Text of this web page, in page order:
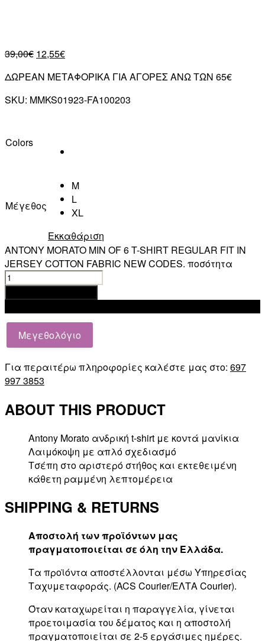
39,00€ 12,55€
ΔΩΡΕΑΝ ΜΕΤΑΦΟΡΙΚΑ ΓΙΑ ΑΓΟΡΕΣ ΑΝΩ ΤΩΝ 65€
SKU: MMKS01923-FA100203
Colors
Μέγεθος
M
L
XL
Εκκαθάριση
ANTONY MORATO MIN OF 6 T-SHIRT REGULAR FIT IN
JERSEY COTTON FABRIC NEW CODES. ποσότητα
Μεγεθολόγιο
Για περαιτέρω πληροφορίες καλέστε μας στο: 697
997 3853
ABOUT THIS PRODUCT
Antony Morato ανδρική t-shirt με κοντά μανίκια
Λαιμόκοψη με απλό σχεδιασμό
Τσέπη στο αριστερό στήθος και εκτεθειμένη
κάθετη ραμμένη λεπτομέρεια
SHIPPING & RETURNS
Αποστολή των προϊόντων μας
πραγματοποιείται σε όλη την Ελλάδα.
Τα προϊόντα αποστέλλονται μέσω Υπηρεσίας
Ταχυμεταφοράς. (ACS Courier/ΕΛΤΑ Courier).
Όταν καταχωρείται η παραγγελία, γίνεται
προετοιμασία του δέματος και η αποστολή
πραγματοποιείται σε 2-5 εργάσιμες ημέρες.